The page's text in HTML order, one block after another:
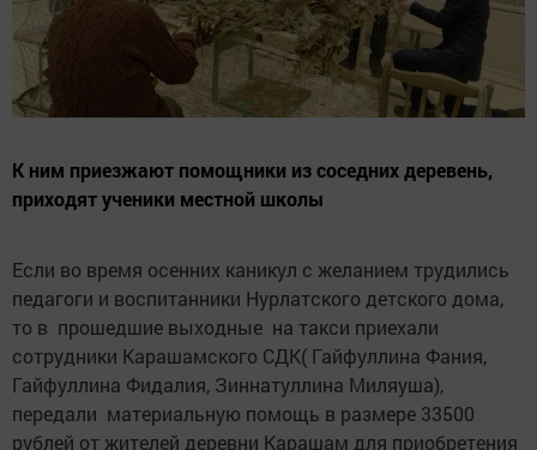
К ним приезжают помощники из соседних деревень,
приходят ученики местной школы
Если во время осенних каникул с желанием трудились
педагоги и воспитанники Нурлатского детского дома,
то в прошедшие выходные на такси приехали
сотрудники Карашамского СДК( Гайфуллина Фания,
Гайфуллина Фидалия, Зиннатуллина Миляуша),
передали материальную помощь в размере 33500
рублей от жителей деревни Карашам для приобретения